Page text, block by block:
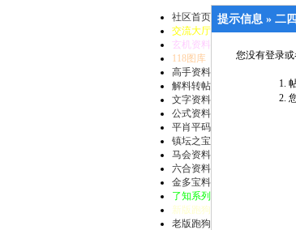
社区首页
交流大厅
玄机资料
118图库
高手资料
解料转帖
文字资料
公式资料
平肖平码
镇坛之宝
马会资料
六合资料
金多宝料
了知系列
新版跑狗
老版跑狗
提示信息 » 二
您没有登录